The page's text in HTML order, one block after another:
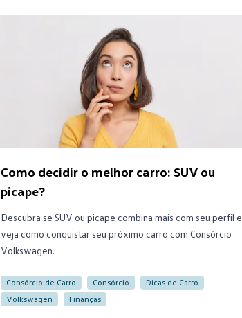
Como decidir o melhor carro: SUV ou
picape?
Descubra se SUV ou picape combina mais com seu perfil e
veja como conquistar seu próximo carro com Consórcio
Volkswagen.
Consórcio de Carro Consórcio
Dicas de Carro
Volkswagen
Finanças